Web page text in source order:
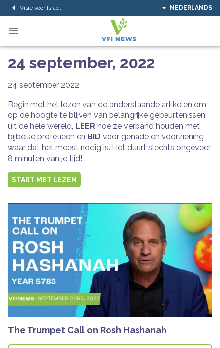
Visie voor Israël NEDERLANDS
24 september, 2022
24 september 2022
Begin met het lezen van de onderstaande artikelen om
op de hoogte te blijven van belangrijke gebeurtenissen
uit de hele wereld, LEER hoe ze verband houden met
bijbelse profetieën en BID voor genade en voorziening
waar dat het meest nodig is. Het duurt slechts ongeveer
8 minuten van je tijd!
START MET LEZEN
The Trumpet Call on Rosh Hashanah